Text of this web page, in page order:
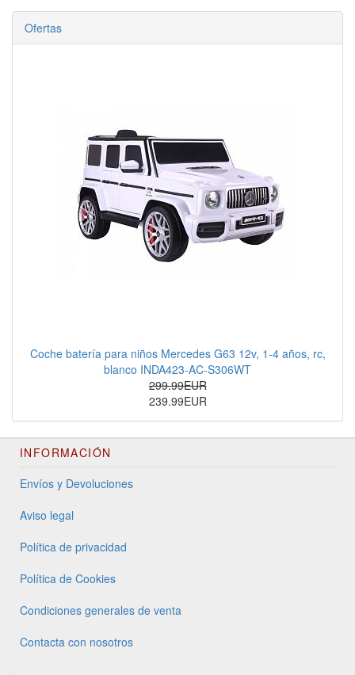
Ofertas
Coche batería para niños Mercedes G63 12v, 1-4 años, rc,
blanco INDA423-AC-S306WT
299.99EUR
239.99EUR
INFORMACIÓN
Envíos y Devoluciones
Aviso legal
Política de privacidad
Política de Cookies
Condiciones generales de venta
Contacta con nosotros